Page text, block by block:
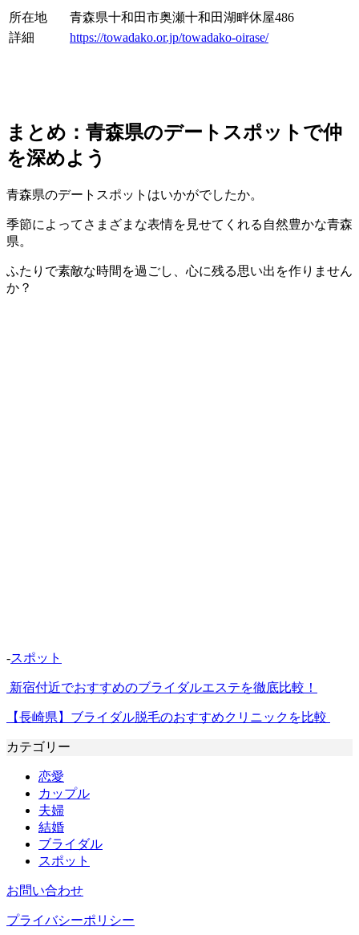
所在地
青森県十和田市奥瀬十和田湖畔休屋486
詳細
https://towadako.or.jp/towadako-oirase/
まとめ：青森県のデートスポットで仲
を深めよう
青森県のデートスポットはいかがでしたか。
季節によってさまざまな表情を見せてくれる自然豊かな青森
県。
ふたりで素敵な時間を過ごし、心に残る思い出を作りません
か？
-スポット
新宿付近でおすすめのブライダルエステを徹底比較！
【長崎県】ブライダル脱毛のおすすめクリニックを比較
カテゴリー
恋愛
カップル
夫婦
結婚
ブライダル
スポット
お問い合わせ
プライバシーポリシー